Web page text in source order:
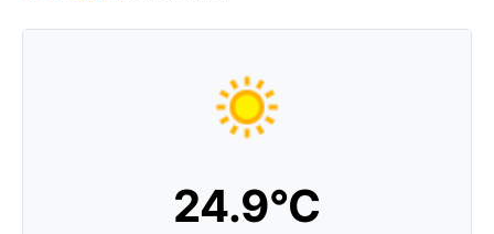
24.9°C